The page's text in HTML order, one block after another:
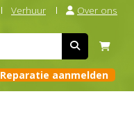
Verhuur Over ons
Reparatie aanmelden